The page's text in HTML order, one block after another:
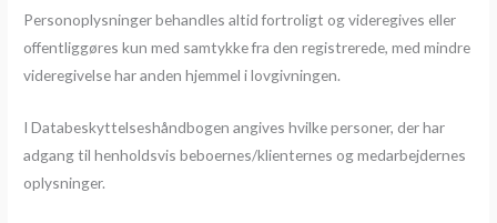
Personoplysninger behandles altid fortroligt og videregives eller
offentliggøres kun med samtykke fra den registrerede, med mindre
videregivelse har anden hjemmel i lovgivningen.
I Databeskyttelseshåndbogen angives hvilke personer, der har
adgang til henholdsvis beboernes/klienternes og medarbejdernes
oplysninger.